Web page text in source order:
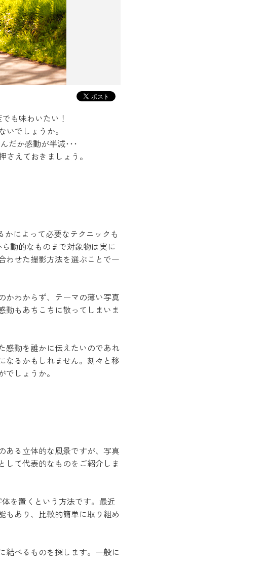
も味わいたい！
でしょうか。
だか感動が半減･･･
えておきましょう。
によって必要なテクニックも
動的なものまで対象物は実に
わせた撮影方法を選ぶことで一
かわからず、テーマの薄い写真
動もあちこちに散ってしまいま
感動を誰かに伝えたいのであれ
なるかもしれません。刻々と移
しょうか。
ある立体的な風景ですが、写真
して代表的なものをご紹介しま
を置くという方法です。最近
もあり、比較的簡単に取り組め
結べるものを探します。一般に